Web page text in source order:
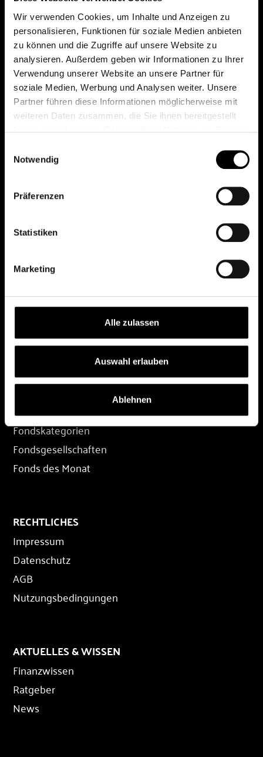
Wir verwenden Cookies, um Inhalte und Anzeigen zu
personalisieren, Funktionen für soziale Medien anbieten
zu können und die Zugriffe auf unsere Website zu
analysieren. Außerdem geben wir Informationen zu Ihrer
Verwendung unserer Website an unsere Partner für
soziale Medien, Werbung und Analysen weiter. Unsere
Partner führen diese Informationen möglicherweise mit
weiteren Daten zusammen, die Sie ihnen bereitgestellt
Notwendig
Präferenzen
Statistiken
Marketing
Alle zulassen
Auswahl erlauben
Ablehnen
Das erste Depot in Österreich mit 0€ Kontoführung,
0€ Ausgabeaufschlag und 0€ Depotgebühren bei
© 2026 FondsDepot AT
DEPOT
Depot übertragen
Depot-Login
FONDS
Fondssuche
Fondskategorien
Fondsgesellschaften
Fonds des Monat
RECHTLICHES
Impressum
Datenschutz
AGB
Nutzungsbedingungen
AKTUELLES & WISSEN
Finanzwissen
Ratgeber
News